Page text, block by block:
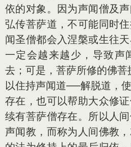
依的对象。因为声闻僧及
弘传菩萨道，不可能同时
闻圣僧都会入涅槃或生往
一定会越来越少，导致声
去；可是，菩萨所修的佛
以住持声闻道──解脱道，
存在，也可以帮助大众修
续有菩萨僧存在。所以人
声闻教，而称为人间佛教